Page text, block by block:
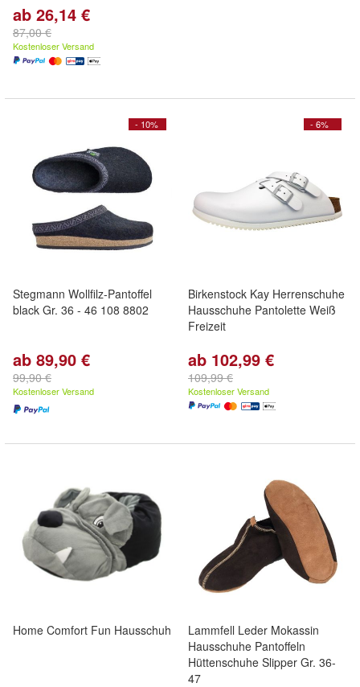
ab 26,14 €
87,00 €
Kostenloser Versand
- 10%
Stegmann Wollfilz-Pantoffel
black Gr. 36 - 46 108 8802
ab 89,90 €
99,90 €
Kostenloser Versand
- 6%
Birkenstock Kay Herrenschuhe
Hausschuhe Pantolette Weiß
Freizeit
ab 102,99 €
109,99 €
Kostenloser Versand
Home Comfort Fun Hausschuh
Lammfell Leder Mokassin
Hausschuhe Pantoffeln
Hüttenschuhe Slipper Gr. 36-
47